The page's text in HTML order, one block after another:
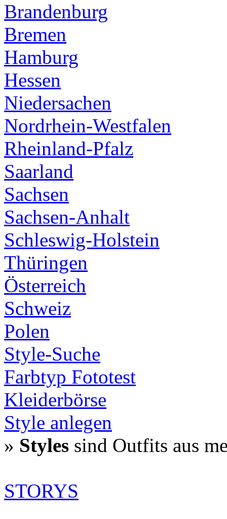
Brandenburg
Bremen
Hamburg
Hessen
Niedersachen
Nordrhein-Westfalen
Rheinland-Pfalz
Saarland
Sachsen
Sachsen-Anhalt
Schleswig-Holstein
Thüringen
Österreich
Schweiz
Polen
Style-Suche
Farbtyp Fototest
Kleiderbörse
Style anlegen
» Styles sind Outfits aus
STORYS